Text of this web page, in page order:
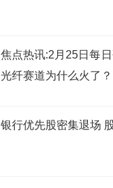
焦点热讯:2月25日每
光纤赛道为什么火了？
银行优先股密集退场